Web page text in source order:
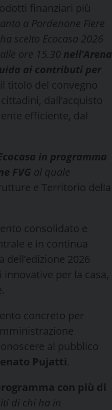
finanziari più
a Pordenone Fiere
ha scelto Ecocasa 2026
ore 15.30 nell’Arena
ai contributi per
titolo del convegno
dall’acquisto
efficiente, dal
in programma
FVG al quale
e Territorio della
consolidato e
e in continua
2026
per la casa,
concreto per
al pubblico
Pujatti.
con più di
di chi ha in